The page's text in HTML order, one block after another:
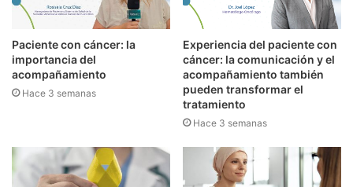
Paciente con cáncer: la
importancia del
acompañamiento
Hace 3 semanas
Experiencia del paciente con
cáncer: la comunicación y el
acompañamiento también
pueden transformar el
tratamiento
Hace 3 semanas